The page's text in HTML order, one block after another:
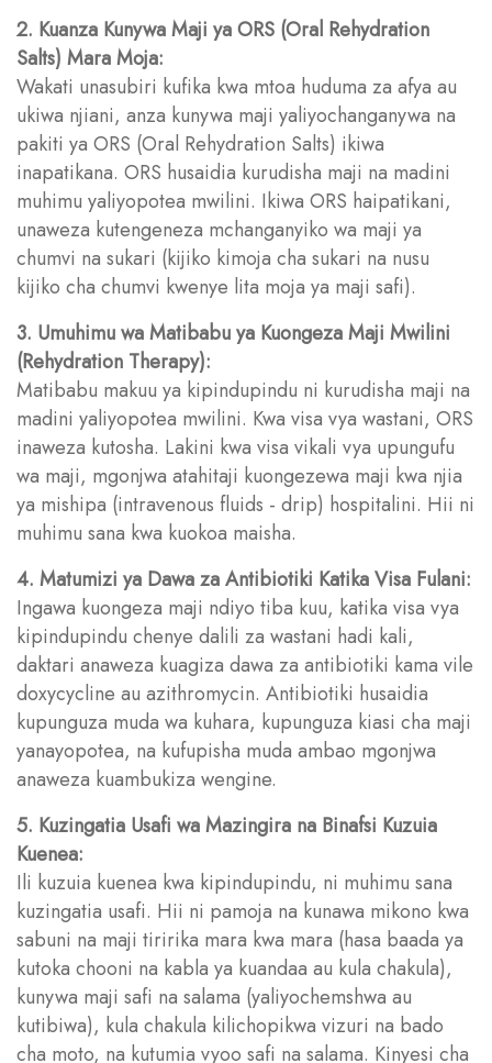
2. Kuanza Kunywa Maji ya ORS (Oral Rehydration
Salts) Mara Moja:
Wakati unasubiri kufika kwa mtoa huduma za afya au
ukiwa njiani, anza kunywa maji yaliyochanganywa na
pakiti ya ORS (Oral Rehydration Salts) ikiwa
inapatikana. ORS husaidia kurudisha maji na madini
muhimu yaliyopotea mwilini. Ikiwa ORS haipatikani,
unaweza kutengeneza mchanganyiko wa maji ya
chumvi na sukari (kijiko kimoja cha sukari na nusu
kijiko cha chumvi kwenye lita moja ya maji safi).
3. Umuhimu wa Matibabu ya Kuongeza Maji Mwilini
(Rehydration Therapy):
Matibabu makuu ya kipindupindu ni kurudisha maji na
madini yaliyopotea mwilini. Kwa visa vya wastani, ORS
inaweza kutosha. Lakini kwa visa vikali vya upungufu
wa maji, mgonjwa atahitaji kuongezewa maji kwa njia
ya mishipa (intravenous fluids - drip) hospitalini. Hii ni
muhimu sana kwa kuokoa maisha.
4. Matumizi ya Dawa za Antibiotiki Katika Visa Fulani:
Ingawa kuongeza maji ndiyo tiba kuu, katika visa vya
kipindupindu chenye dalili za wastani hadi kali,
daktari anaweza kuagiza dawa za antibiotiki kama vile
doxycycline au azithromycin. Antibiotiki husaidia
kupunguza muda wa kuhara, kupunguza kiasi cha maji
yanayopotea, na kufupisha muda ambao mgonjwa
anaweza kuambukiza wengine.
5. Kuzingatia Usafi wa Mazingira na Binafsi Kuzuia
Kuenea:
Ili kuzuia kuenea kwa kipindupindu, ni muhimu sana
kuzingatia usafi. Hii ni pamoja na kunawa mikono kwa
sabuni na maji tiririka mara kwa mara (hasa baada ya
kutoka chooni na kabla ya kuandaa au kula chakula),
kunywa maji safi na salama (yaliyochemshwa au
kutibiwa), kula chakula kilichopikwa vizuri na bado
cha moto, na kutumia vyoo safi na salama. Kinyesi cha